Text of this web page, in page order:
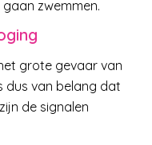
zwemmen.
grote gevaar van
dus van belang dat
de signalen